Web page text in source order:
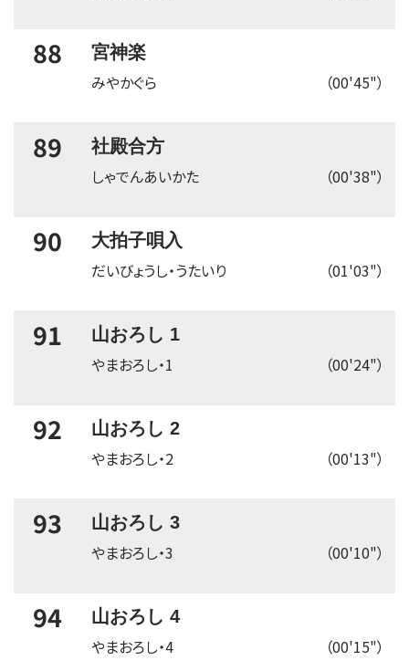
88 宮神楽
（00'45"）
みやかぐら
89 社殿合方
（00'38"）
しゃでんあいかた
90 大拍子唄入
（01'03"）
だいびょうし・うたいり
91 山おろし 1
（00'24"）
やまおろし・1
92 山おろし 2
（00'13"）
やまおろし・2
93 山おろし 3
（00'10"）
やまおろし・3
94 山おろし 4
（00'15"）
やまおろし・4